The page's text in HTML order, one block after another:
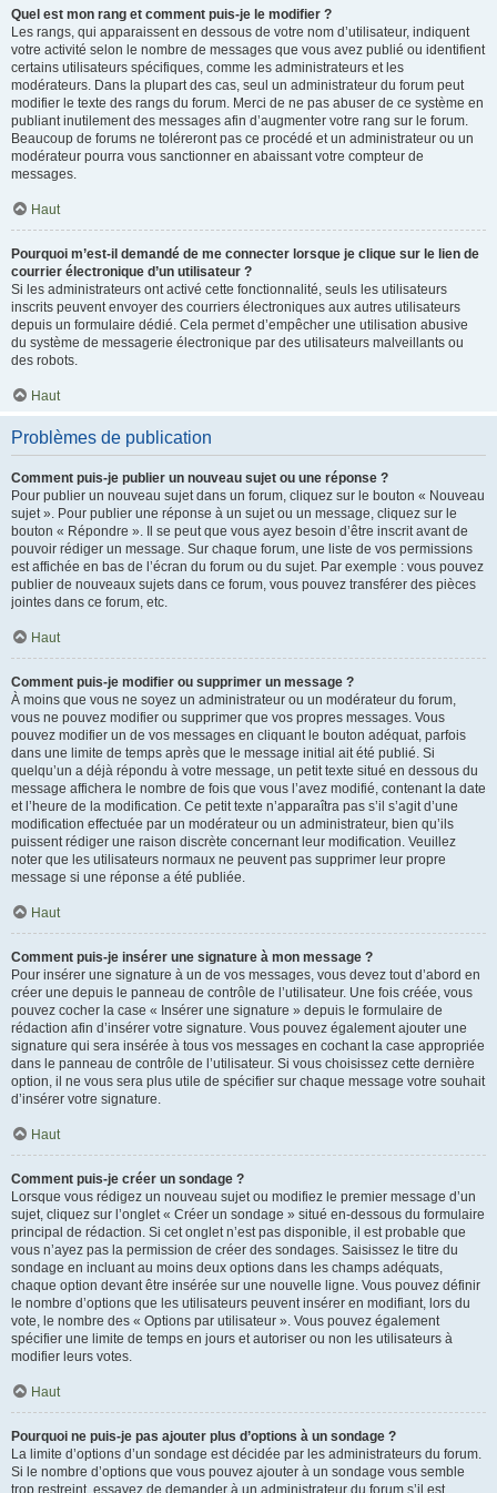
Quel est mon rang et comment puis-je le modifier ?
Les rangs, qui apparaissent en dessous de votre nom d’utilisateur, indiquent
votre activité selon le nombre de messages que vous avez publié ou identifient
certains utilisateurs spécifiques, comme les administrateurs et les
modérateurs. Dans la plupart des cas, seul un administrateur du forum peut
modifier le texte des rangs du forum. Merci de ne pas abuser de ce système en
publiant inutilement des messages afin d’augmenter votre rang sur le forum.
Beaucoup de forums ne toléreront pas ce procédé et un administrateur ou un
modérateur pourra vous sanctionner en abaissant votre compteur de
messages.
Haut
Pourquoi m’est-il demandé de me connecter lorsque je clique sur le lien de
courrier électronique d’un utilisateur ?
Si les administrateurs ont activé cette fonctionnalité, seuls les utilisateurs
inscrits peuvent envoyer des courriers électroniques aux autres utilisateurs
depuis un formulaire dédié. Cela permet d’empêcher une utilisation abusive
du système de messagerie électronique par des utilisateurs malveillants ou
des robots.
Haut
Problèmes de publication
Comment puis-je publier un nouveau sujet ou une réponse ?
Pour publier un nouveau sujet dans un forum, cliquez sur le bouton « Nouveau
sujet ». Pour publier une réponse à un sujet ou un message, cliquez sur le
bouton « Répondre ». Il se peut que vous ayez besoin d’être inscrit avant de
pouvoir rédiger un message. Sur chaque forum, une liste de vos permissions
est affichée en bas de l’écran du forum ou du sujet. Par exemple : vous pouvez
publier de nouveaux sujets dans ce forum, vous pouvez transférer des pièces
jointes dans ce forum, etc.
Haut
Comment puis-je modifier ou supprimer un message ?
À moins que vous ne soyez un administrateur ou un modérateur du forum,
vous ne pouvez modifier ou supprimer que vos propres messages. Vous
pouvez modifier un de vos messages en cliquant le bouton adéquat, parfois
dans une limite de temps après que le message initial ait été publié. Si
quelqu’un a déjà répondu à votre message, un petit texte situé en dessous du
message affichera le nombre de fois que vous l’avez modifié, contenant la date
et l’heure de la modification. Ce petit texte n’apparaîtra pas s’il s’agit d’une
modification effectuée par un modérateur ou un administrateur, bien qu’ils
puissent rédiger une raison discrète concernant leur modification. Veuillez
noter que les utilisateurs normaux ne peuvent pas supprimer leur propre
message si une réponse a été publiée.
Haut
Comment puis-je insérer une signature à mon message ?
Pour insérer une signature à un de vos messages, vous devez tout d’abord en
créer une depuis le panneau de contrôle de l’utilisateur. Une fois créée, vous
pouvez cocher la case « Insérer une signature » depuis le formulaire de
rédaction afin d’insérer votre signature. Vous pouvez également ajouter une
signature qui sera insérée à tous vos messages en cochant la case appropriée
dans le panneau de contrôle de l’utilisateur. Si vous choisissez cette dernière
option, il ne vous sera plus utile de spécifier sur chaque message votre souhait
d’insérer votre signature.
Haut
Comment puis-je créer un sondage ?
Lorsque vous rédigez un nouveau sujet ou modifiez le premier message d’un
sujet, cliquez sur l’onglet « Créer un sondage » situé en-dessous du formulaire
principal de rédaction. Si cet onglet n’est pas disponible, il est probable que
vous n’ayez pas la permission de créer des sondages. Saisissez le titre du
sondage en incluant au moins deux options dans les champs adéquats,
chaque option devant être insérée sur une nouvelle ligne. Vous pouvez définir
le nombre d’options que les utilisateurs peuvent insérer en modifiant, lors du
vote, le nombre des « Options par utilisateur ». Vous pouvez également
spécifier une limite de temps en jours et autoriser ou non les utilisateurs à
modifier leurs votes.
Haut
Pourquoi ne puis-je pas ajouter plus d’options à un sondage ?
La limite d’options d’un sondage est décidée par les administrateurs du forum.
Si le nombre d’options que vous pouvez ajouter à un sondage vous semble
trop restreint, essayez de demander à un administrateur du forum s’il est